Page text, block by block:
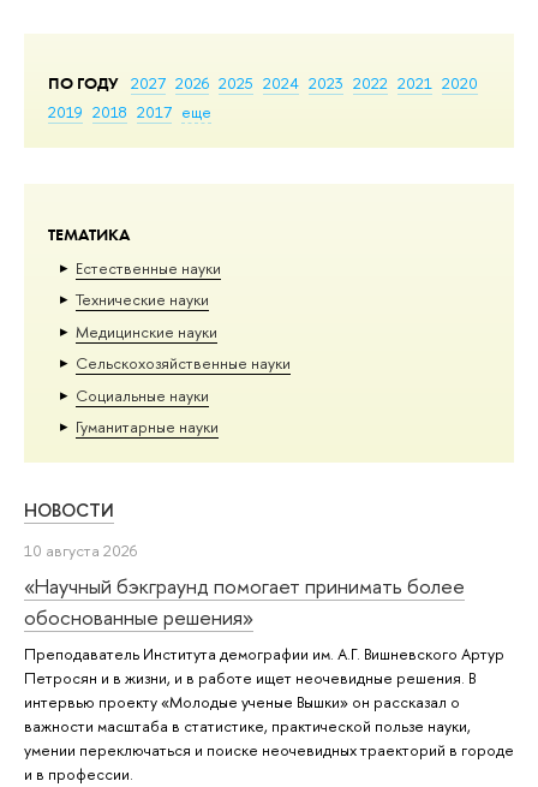
ПО ГОДУ 2027 2026 2025 2024 2023 2022 2021 2020
2019 2018 2017 еще
ТЕМАТИКА
Естественные науки
Тех­ничес­кие науки
Медицинские науки
Сельскохозяйственные науки
Социальные науки
Гуманитарные науки
НОВОСТИ
10 августа 2026
«Научный бэкграунд помогает принимать более
обоснованные решения»
Преподаватель Института демографии им. А.Г. Вишневского Артур
Петросян и в жизни, и в работе ищет неочевидные решения. В
интервью проекту «Молодые ученые Вышки» он рассказал о
важности масштаба в статистике, практической пользе науки,
умении переключаться и поиске неочевидных траекторий в городе
и в профессии.